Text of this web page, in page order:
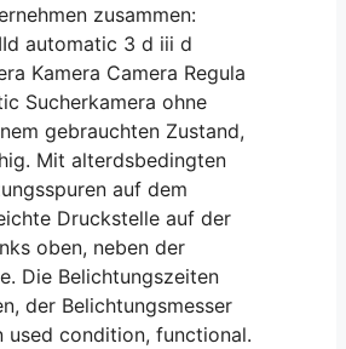
zusammen:
automatic 3 d iii d
Kamera Camera Regula
Sucherkamera ohne
gebrauchten Zustand,
Mit alterdsbedingten
auf dem
Druckstelle auf der
oben, neben der
Die Belichtungszeiten
der Belichtungsmesser
used condition, functional.